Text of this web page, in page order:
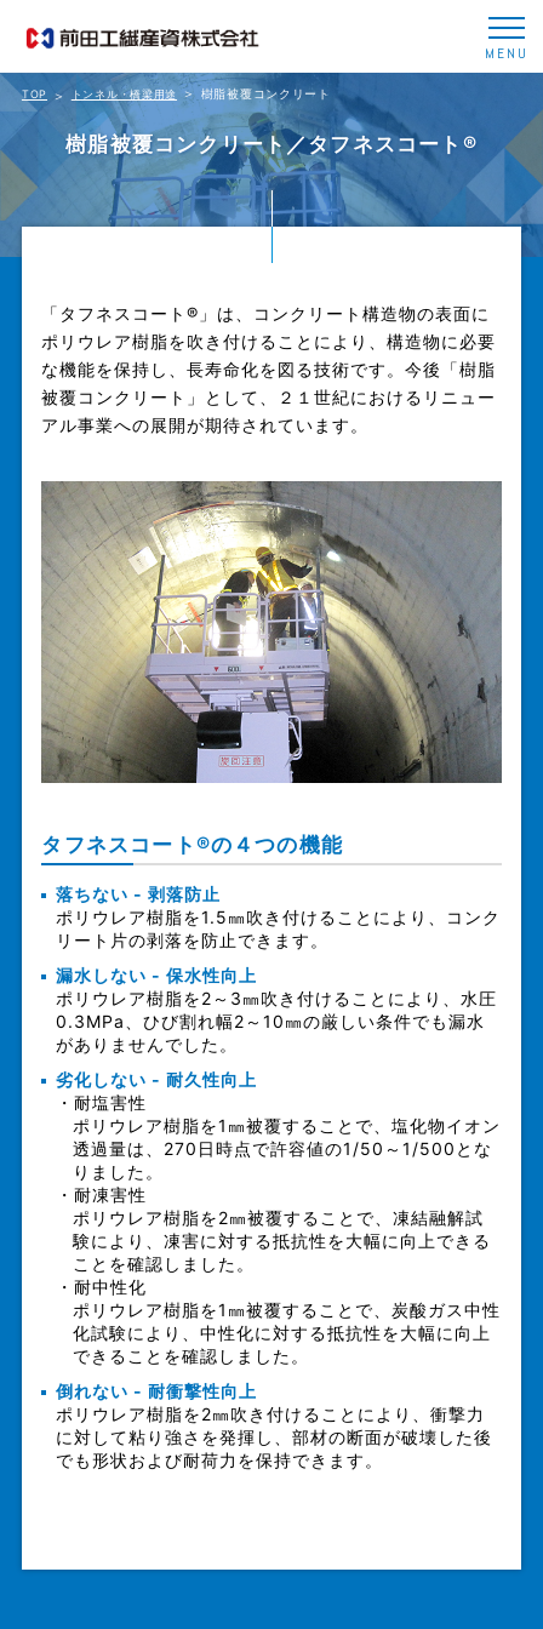
MENU
TOP トンネル・橋梁用途 樹脂被覆コンクリート
樹脂被覆コンクリート／タフネスコート®
「タフネスコート®」は、コンクリート構造物の表面に
ポリウレア樹脂を吹き付けることにより、構造物に必要
な機能を保持し、長寿命化を図る技術です。今後「樹脂
被覆コンクリート」として、２１世紀におけるリニュー
アル事業への展開が期待されています。
タフネスコート®の４つの機能
落ちない - 剥落防止
ポリウレア樹脂を1.5㎜吹き付けることにより、コンク
リート片の剥落を防止できます。
漏水しない - 保水性向上
ポリウレア樹脂を2～3㎜吹き付けることにより、水圧
0.3MPa、ひび割れ幅2～10㎜の厳しい条件でも漏水
がありませんでした。
劣化しない - 耐久性向上
・耐塩害性
ポリウレア樹脂を1㎜被覆することで、塩化物イオン
透過量は、270日時点で許容値の1/50～1/500とな
りました。
・耐凍害性
ポリウレア樹脂を2㎜被覆することで、凍結融解試
験により、凍害に対する抵抗性を大幅に向上できる
ことを確認しました。
・耐中性化
ポリウレア樹脂を1㎜被覆することで、炭酸ガス中性
化試験により、中性化に対する抵抗性を大幅に向上
できることを確認しました。
倒れない - 耐衝撃性向上
ポリウレア樹脂を2㎜吹き付けることにより、衝撃力
に対して粘り強さを発揮し、部材の断面が破壊した後
でも形状および耐荷力を保持できます。